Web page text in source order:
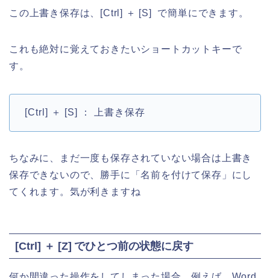
この上書き保存は、[Ctrl] ＋ [S] で簡単にできます。
これも絶対に覚えておきたいショートカットキーで
す。
[Ctrl] ＋ [S] ： 上書き保存
ちなみに、まだ一度も保存されていない場合は上書き
保存できないので、勝手に「名前を付けて保存」にし
てくれます。気が利きますね
[Ctrl] ＋ [Z] でひとつ前の状態に戻す